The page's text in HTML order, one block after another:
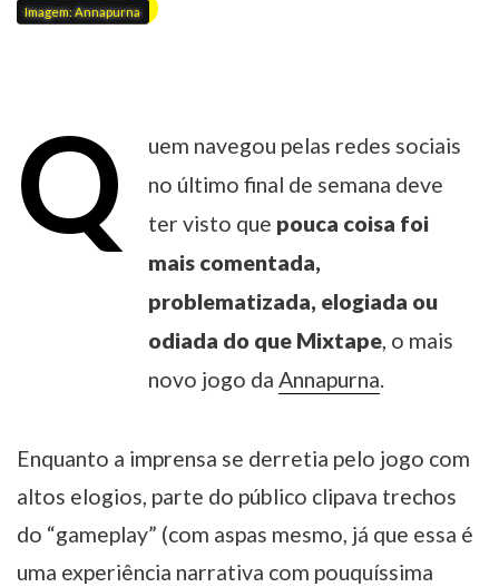
Imagem: Annapurna
Q
uem navegou pelas redes sociais
no último final de semana deve
ter visto que pouca coisa foi
mais comentada,
problematizada, elogiada ou
odiada do que Mixtape, o mais
novo jogo daAnnapurna.
Enquanto a imprensa se derretia pelo jogo com
altos elogios, parte do público clipava trechos
do “gameplay” (com aspas mesmo, já que essa é
uma experiência narrativa com pouquíssima